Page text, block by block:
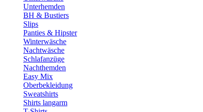
Unterhemden
BH & Bustiers
Slips
Panties & Hipster
Winterwäsche
Nachtwäsche
Schlafanzüge
Nachthemden
Easy Mix
Oberbekleidung
Sweatshirts
Shirts langarm